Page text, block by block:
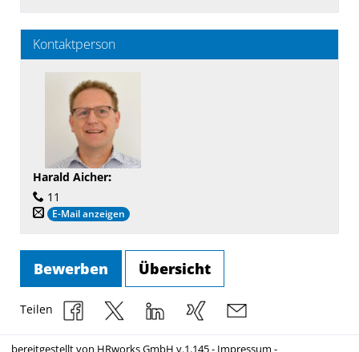
Kontaktperson
Harald Aicher:
11
E-Mail anzeigen
Bewerben Übersicht
Teilen
bereitgestellt von HRworks GmbH v.1.145 - Impressum -